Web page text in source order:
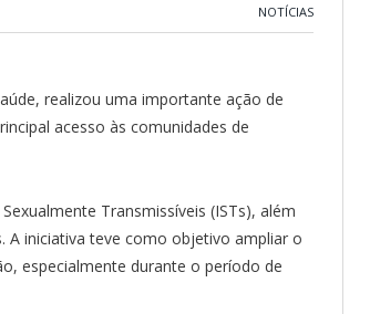
NOTÍCIAS
realizou uma importante ação de
acesso às comunidades de
Transmissíveis (ISTs), além
A iniciativa teve como objetivo ampliar o
especialmente durante o período de